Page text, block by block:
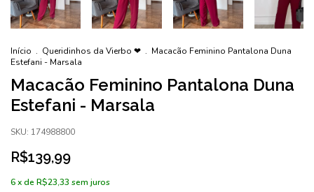
Início . Queridinhos da Vierbo ❤ . Macacão Feminino Pantalona Duna
Estefani - Marsala
Macacão Feminino Pantalona Duna
Estefani - Marsala
SKU: 174988800
R$139,99
6x de R$23,33 sem juros